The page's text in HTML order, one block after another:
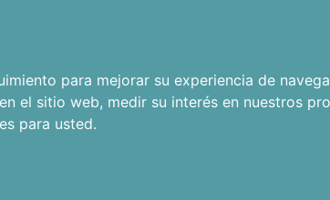
para mejorar su experiencia de
el sitio web, medir su interés en nuestros
para usted.